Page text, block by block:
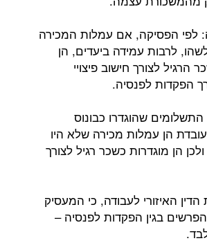
לפי הפסיקה, אם עמלות המכירה
לרבות עמידה ביעדים, הן
לצורך חישוב פיצויי
הפקדות לפנסיה.
שהוגדרו כבונוס
הן עמלות מכירה שלא היו
הן מוגדרות כשכר רגיל לצורך
האיזורי לעבודה, כי המעסיק
בגין הפקדות לפנסיה –